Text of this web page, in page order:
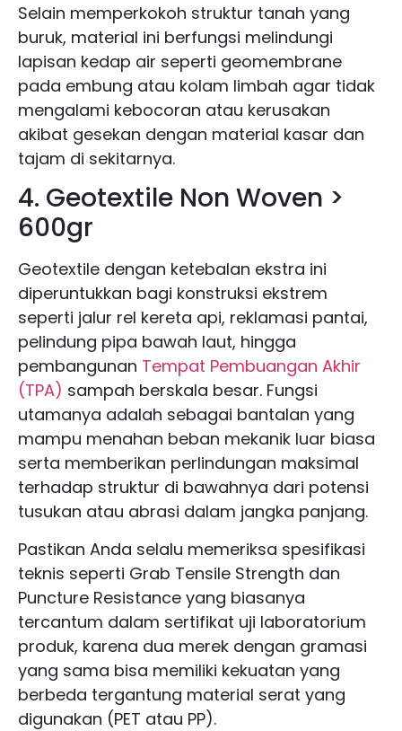
Selain memperkokoh struktur tanah yang
buruk, material ini berfungsi melindungi
lapisan kedap air seperti geomembrane
pada embung atau kolam limbah agar tidak
mengalami kebocoran atau kerusakan
akibat gesekan dengan material kasar dan
tajam di sekitarnya.
4. Geotextile Non Woven >
600gr
Geotextile dengan ketebalan ekstra ini
diperuntukkan bagi konstruksi ekstrem
seperti jalur rel kereta api, reklamasi pantai,
pelindung pipa bawah laut, hingga
pembangunan Tempat Pembuangan Akhir
(TPA) sampah berskala besar. Fungsi
utamanya adalah sebagai bantalan yang
mampu menahan beban mekanik luar biasa
serta memberikan perlindungan maksimal
terhadap struktur di bawahnya dari potensi
tusukan atau abrasi dalam jangka panjang.
Pastikan Anda selalu memeriksa spesifikasi
teknis seperti Grab Tensile Strength dan
Puncture Resistance yang biasanya
tercantum dalam sertifikat uji laboratorium
produk, karena dua merek dengan gramasi
yang sama bisa memiliki kekuatan yang
berbeda tergantung material serat yang
digunakan (PET atau PP).